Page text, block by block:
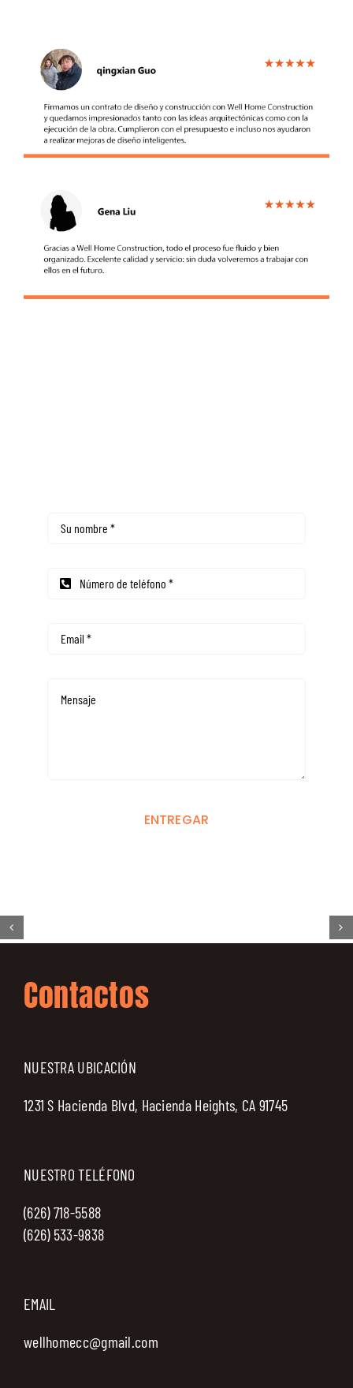
ENTREGAR
Contactos
NUESTRA UBICACIÓN
1231 S Hacienda Blvd, Hacienda Heights, CA 91745
NUESTRO TELÉFONO
(626) 718-5588
(626) 533-9838
EMAIL
wellhomecc@gmail.com